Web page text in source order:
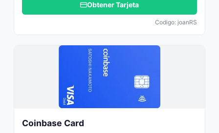
Obtener Tarjeta
Codigo: joanRS
Coinbase Card